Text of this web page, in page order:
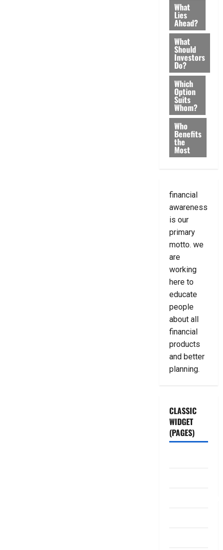
What
Lies
Ahead?
What
Should
Investors
Do?
Which
Option
Suits
Whom?
Who
Benefits
the
Most
financial
awareness
is our
primary
motto. we
are
working
here to
educate
people
about all
financial
products
and better
planning.
CLASSIC
WIDGET
(PAGES)